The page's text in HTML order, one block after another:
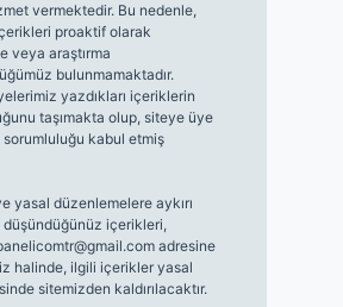
vermektedir. Bu nedenle,
proaktif olarak
veya araştırma
bulunmamaktadır.
yazdıkları içeriklerin
taşımakta olup, siteye üye
kabul etmiş
yasal düzenlemelere aykırı
düşündüğünüz içerikleri,
adresine
halinde, ilgili içerikler yasal
sitemizden kaldırılacaktır.